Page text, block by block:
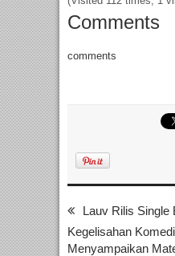
Comments
comments
Lauv Rilis Single
Kegelisahan
Menyampaikan